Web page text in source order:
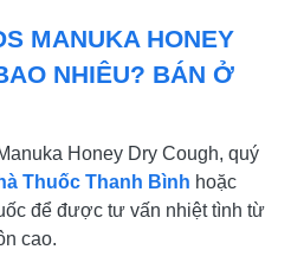
MANUKA HONEY
NHIÊU? BÁN Ở
Honey Dry Cough, quý
Thuốc Thanh Bình hoặc
để được tư vấn nhiệt tình từ
cao.